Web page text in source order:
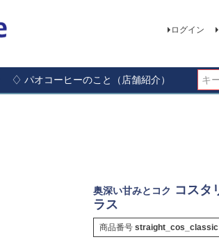
ログイン
♢ パオコーヒーのこと（店舗紹介）
奥深い甘みとコク コスタ
ラス
商品番号 straight_cos_classic